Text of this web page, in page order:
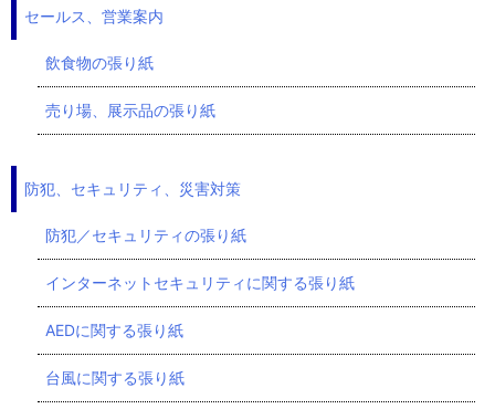
セールス、営業案内
飲食物の張り紙
売り場、展示品の張り紙
防犯、セキュリティ、災害対策
防犯／セキュリティの張り紙
インターネットセキュリティに関する張り紙
AEDに関する張り紙
台風に関する張り紙